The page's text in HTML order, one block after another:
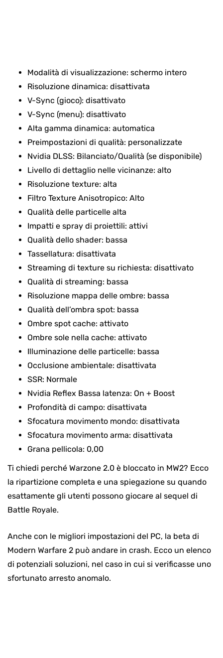
Modalità di visualizzazione: schermo intero
Risoluzione dinamica: disattivata
V-Sync (gioco): disattivato
V-Sync (menu): disattivato
Alta gamma dinamica: automatica
Preimpostazioni di qualità: personalizzate
Nvidia DLSS: Bilanciato/Qualità (se disponibile)
Livello di dettaglio nelle vicinanze: alto
Risoluzione texture: alta
Filtro Texture Anisotropico: Alto
Qualità delle particelle alta
Impatti e spray di proiettili: attivi
Qualità dello shader: bassa
Tassellatura: disattivata
Streaming di texture su richiesta: disattivato
Qualità di streaming: bassa
Risoluzione mappa delle ombre: bassa
Qualità dell’ombra spot: bassa
Ombre spot cache: attivato
Ombre sole nella cache: attivato
Illuminazione delle particelle: bassa
Occlusione ambientale: disattivata
SSR: Normale
Nvidia Reflex Bassa latenza: On + Boost
Profondità di campo: disattivata
Sfocatura movimento mondo: disattivata
Sfocatura movimento arma: disattivata
Grana pellicola: 0,00
Ti chiedi perché Warzone 2.0 è bloccato in MW2? Ecco
la ripartizione completa e una spiegazione su quando
esattamente gli utenti possono giocare al sequel di
Battle Royale.
Anche con le migliori impostazioni del PC, la beta di
Modern Warfare 2 può andare in crash. Ecco un elenco
di potenziali soluzioni, nel caso in cui si verificasse uno
sfortunato arresto anomalo.